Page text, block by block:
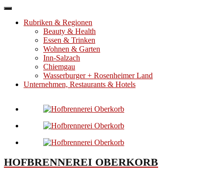
Rubriken & Regionen
Beauty & Health
Essen & Trinken
Wohnen & Garten
Inn-Salzach
Chiemgau
Wasserburger + Rosenheimer Land
Unternehmen, Restaurants & Hotels
HOFBRENNEREI OBERKORB